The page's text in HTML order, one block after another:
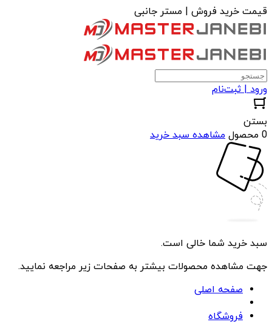
قیمت خرید فروش | مستر جانبی
ورود | ثبت‌نام
بستن
0 محصول
مشاهده سبد خرید
سبد خرید شما خالی است.
جهت مشاهده محصولات بیشتر به صفحات زیر مراجعه نمایید.
صفحه اصلی
فروشگاه